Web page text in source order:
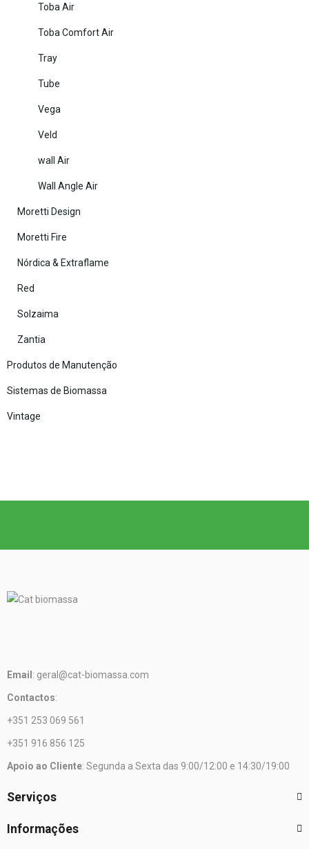
Toba Air
Toba Comfort Air
Tray
Tube
Vega
Veld
wall Air
Wall Angle Air
Moretti Design
Moretti Fire
Nórdica & Extraflame
Red
Solzaima
Zantia
Produtos de Manutenção
Sistemas de Biomassa
Vintage
Email : geral@cat-biomassa.com
Contactos:
+351 253 069 561
+351 916 856 125
Apoio ao Cliente: Segunda a Sexta das 9:00/12:00 e 14:30/19:00
Serviços
Informações